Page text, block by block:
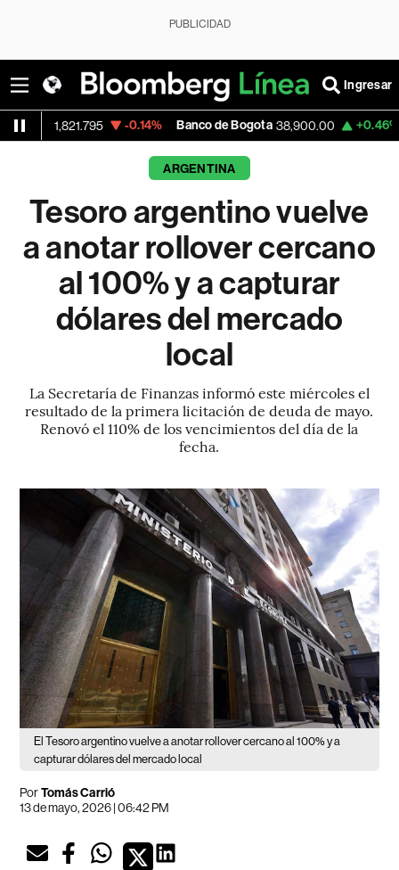
PUBLICIDAD
Ingresar
-0.14% Banco de Bogota 38,900.00 +0.46% Apple
ARGENTINA
Tesoro argentino vuelve
a anotar rollover cercano
al 100% y a capturar
dólares del mercado
local
La Secretaría de Finanzas informó este miércoles el
resultado de la primera licitación de deuda de mayo.
Renovó el 110% de los vencimientos del día de la
fecha.
El Tesoro argentino vuelve a anotar rollover cercano al 100% y a
capturar dólares del mercado local
PorTomás Carrió
13 de mayo, 2026 | 06:42 PM